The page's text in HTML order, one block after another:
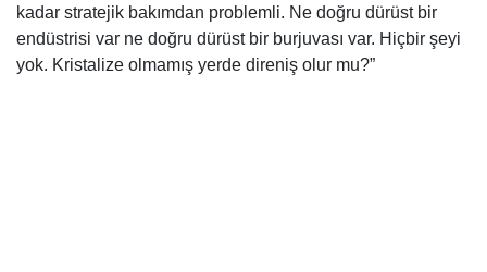
kadar stratejik bakımdan problemli. Ne doğru dürüst bir
endüstrisi var ne doğru dürüst bir burjuvası var. Hiçbir şeyi
yok. Kristalize olmamış yerde direniş olur mu?”